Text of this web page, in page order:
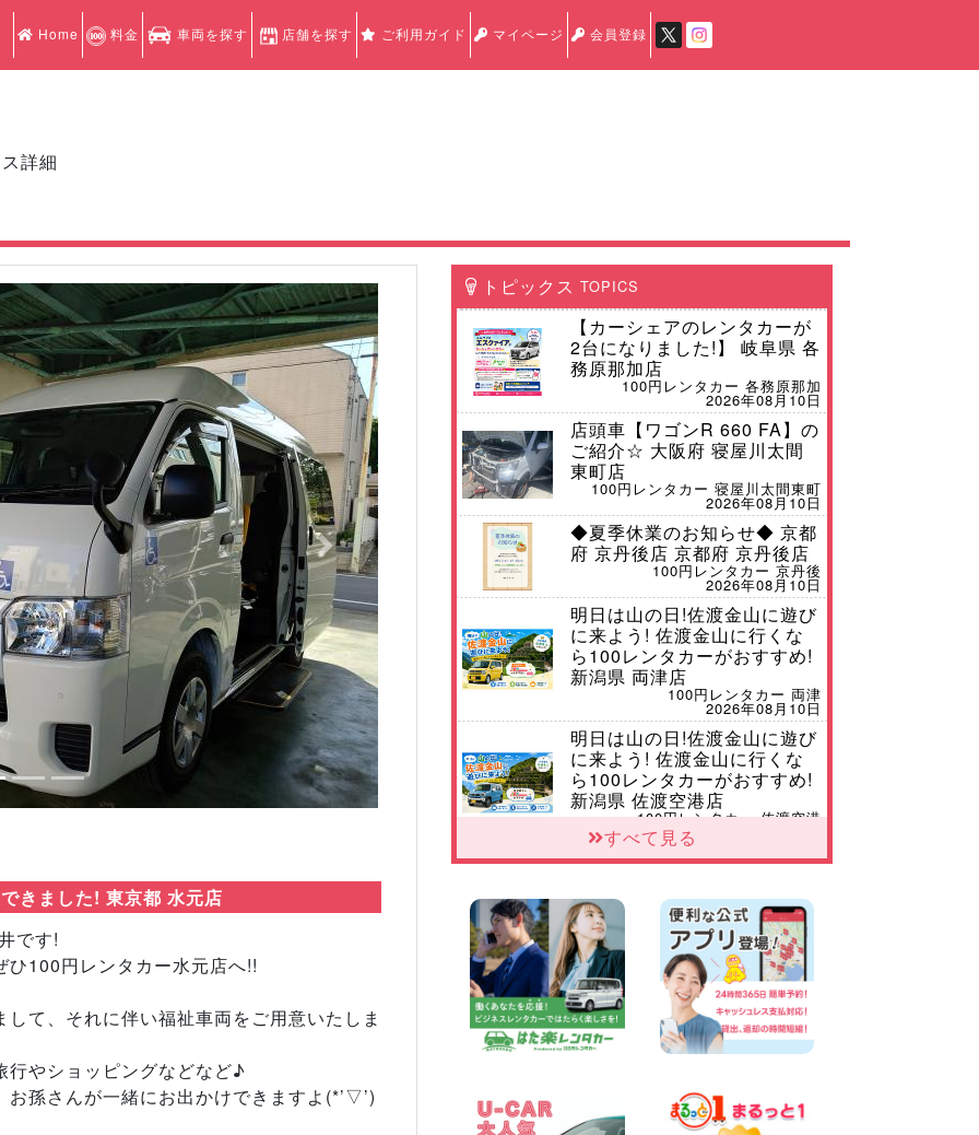
Home 料金 車両を探す 店舗を探す ご利用ガイド マイページ 会員登録
詳細
Next
きました! 東京都 水元店
です!
100円レンタカー水元店へ!!
て、それに伴い福祉車両をご用意いたしま
行やショッピングなどなど♪
孫さんが一緒にお出かけできますよ(*’▽’)
トピックス TOPICS
【カーシェアのレンタカーが
2台になりました!】 岐阜県 各
務原那加店
100円レンタカー 各務原那加
2026年08月10日
店頭車【ワゴンR 660 FA】の
ご紹介☆ 大阪府 寝屋川太間
東町店
100円レンタカー 寝屋川太間東町
2026年08月10日
◆夏季休業のお知らせ◆ 京都
府 京丹後店 京都府 京丹後店
100円レンタカー 京丹後
2026年08月10日
明日は山の日!佐渡金山に遊び
に来よう! 佐渡金山に行くな
ら100レンタカーがおすすめ!
新潟県 両津店
100円レンタカー 両津
2026年08月10日
明日は山の日!佐渡金山に遊び
に来よう! 佐渡金山に行くな
ら100レンタカーがおすすめ!
新潟県 佐渡空港店
100円レンタカー 佐渡空港
8月 お盆休みのお知らせ 広島
100円レンタカー ベイシティ宇品
2026年08月10日
本日レンタカー空きありま
す!! 北海道 札幌下手稲通り店
100円レンタカー 札幌下手稲通り
2026年08月10日
車の運搬に便利な【積載車(キ
ャリアカー)】をレンタル可能
2026年08月09日
夏季休業日についてお知らせ
すべて見る